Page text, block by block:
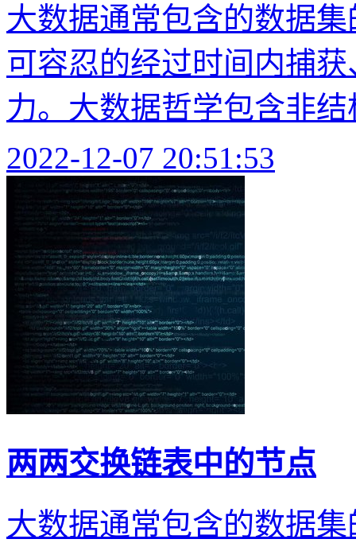
大数据通常包含的数据
可容忍的经过时间内捕
力。大数据哲学包含非
2022-12-07 20:51:53
两两交换链表中的节点
大数据通常包含的数据